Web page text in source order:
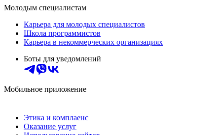
Молодым специалистам
Карьера для молодых специалистов
Школа программистов
Карьера в некоммерческих организациях
Боты для уведомлений
Мобильное приложение
Этика и комплаенс
Оказание услуг